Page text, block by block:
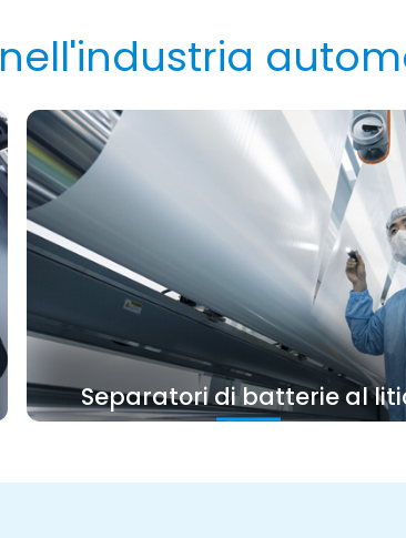
nell'industria
Separatori di batterie al
adesione nell'elettrolita e può inibire